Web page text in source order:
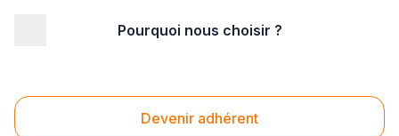
Pourquoi nous choisir ?
Devenir adhérent
Volet Ozoir-la-Ferrière (77330)